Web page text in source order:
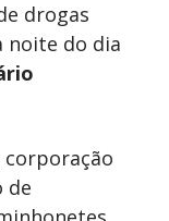
drogas
noite do dia
de